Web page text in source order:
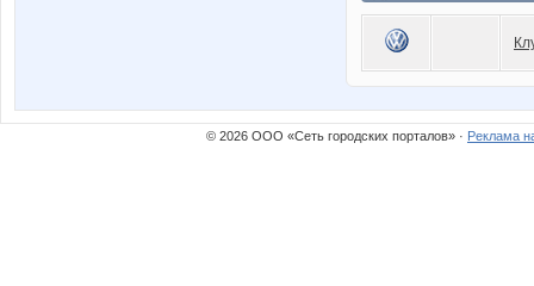
© 2026 ООО «Сеть городских порталов» · Реклама